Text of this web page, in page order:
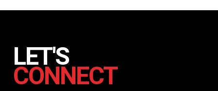
LET'S
CONNECT